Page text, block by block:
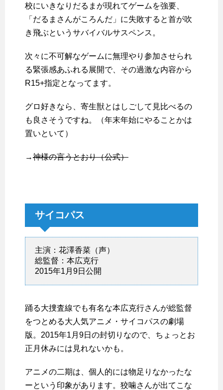
校にいきなりだるまが現れてゲームを強要、
「だるまさんがころんだ」に失敗すると首が吹
き飛ぶというサバイバルサスペンス。
次々に不可解なゲームに無理やり参加させられ
る緊張感あふれる展開で、その過激な内容から
R15+指定となってます。
グロ好きなら、寄生獣とはしごして見比べるの
も良さそうですね。（年末年始にやることかは
置いといて）
→神様の言うとおり（公式）
サイコパス
主演：花澤香菜（声）
総監督：本広克行
2015年1月9日公開
踊る大捜査線でも有名な本広克行さんが総監督
をつとめる大人気アニメ・サイコパスの劇場
版。2015年1月9日の封切りなので、ちょっとお
正月休みには見れないかも。
アニメの二期は、個人的には物足りなかったな
ーという印象があります。狡噛さんが出てこな